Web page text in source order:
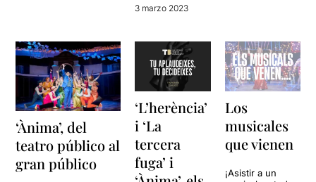
3 marzo 2023
‘Ànima’, del
teatro público al
gran público
‘L’herència’
i ‘La
tercera
fuga’ i
Los
musicales
que vienen
¡Asistir a un